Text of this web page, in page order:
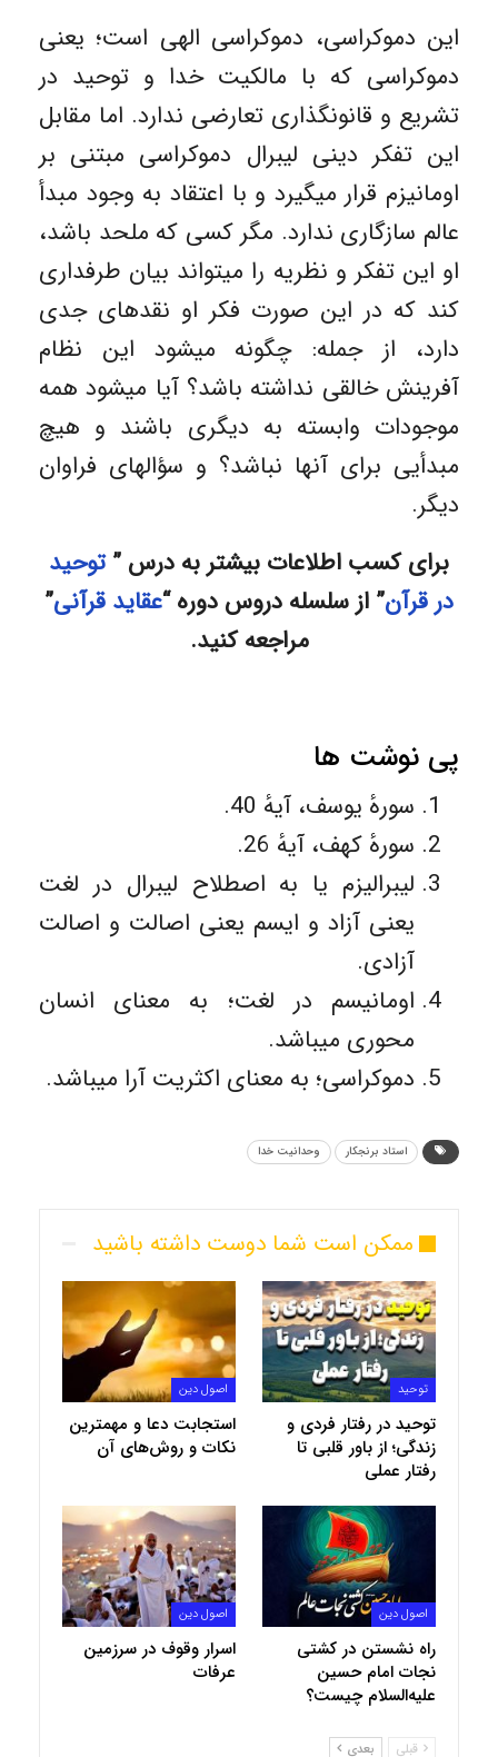
این دموکراسی، دموکراسی الهی است؛ یعنی
دموکراسی که با مالکیت خدا و توحید در
تشریع و قانونگذاری تعارضی ندارد. اما مقابل
این تفکر دینی لیبرال دموکراسی مبتنی بر
اومانیزم قرار میگیرد و با اعتقاد به وجود مبدأ
عالم سازگاری ندارد. مگر کسی که ملحد باشد،
او این تفکر و نظریه را میتواند بیان طرفداری
کند که در این صورت فکر او نقدهای جدی
دارد، از جمله: چگونه میشود این نظام
آفرینش خالقی نداشته باشد؟ آیا میشود همه
موجودات وابسته به دیگری باشند و هیچ
مبدأیی برای آنها نباشد؟ و سؤالهای فراوان
دیگر.
برای کسب اطلاعات بیشتر به درس ”توحید
در قرآن” از سلسله دروس دوره “عقاید قرآنی”
مراجعه کنید.
پی نوشت ها
سورهٔ یوسف، آیهٔ 40.
سورهٔ کهف، آیهٔ 26.
لیبرالیزم یا به اصطلاح لیبرال در لغت
یعنی آزاد و ایسم یعنی اصالت و اصالت
آزادی.
اومانیسم در لغت؛ به معنای انسان
محوری میباشد.
دموکراسی؛ به معنای اکثریت آرا میباشد.
استاد برنجکار وحدانیت خدا
ممکن است شما دوست داشته باشید
توحید
توحید در رفتار فردی و
زندگی؛ از باور قلبی تا
رفتار عملی
اصول دین
استجابت دعا و مهمترین
نکات و روش‌های آن
اصول دین
راه‌ نشستن در کشتی
نجات امام حسین
علیه‌السلام چیست؟
اصول دین
اسرار وقوف در سرزمین
عرفات
قبلی بعدی